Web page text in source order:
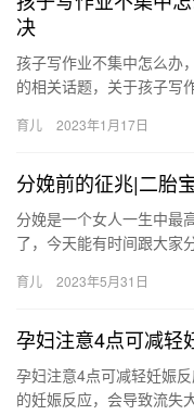
决
孩子写作业不集中怎么办
的相关话题，关于孩子写
…
育儿 2023年1月17日
分娩前的征兆|二胎
分娩是一个女人一生中最
了，今天能有时间跟大家
光…
育儿 2023年5月31日
孕妇注意4点可减轻
孕妇注意4点可减轻妊娠
的妊娠反应，会导致流失